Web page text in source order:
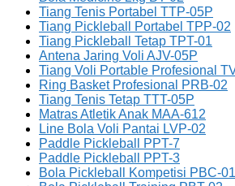
Tiang Tenis Portabel TTP-05P
Tiang Pickleball Portabel TPP-02
Tiang Pickleball Tetap TPT-01
Antena Jaring Voli AJV-05P
Tiang Voli Portable Profesional
Ring Basket Profesional PRB-02
Tiang Tenis Tetap TTT-05P
Matras Atletik Anak MAA-612
Line Bola Voli Pantai LVP-02
Paddle Pickleball PPT-7
Paddle Pickleball PPT-3
Bola Pickleball Kompetisi PBC-01